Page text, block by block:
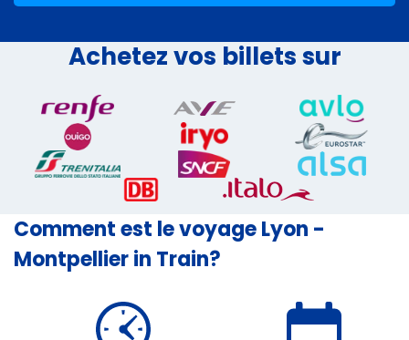
Achetez vos billets sur
Comment est le voyage Lyon -
Montpellier in Train?